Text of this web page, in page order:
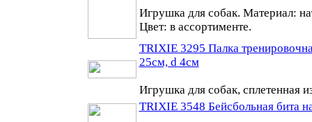
Игрушка для собак. Материал:
Цвет: в ассортименте.
TRIXIE 3295 Палка
25см, d 4см
Игрушка для собак, сплетенная
TRIXIE 3548 Бейсбольная бита